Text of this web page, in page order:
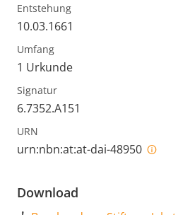
Entstehung
10.03.1661
Umfang
1 Urkunde
Signatur
6.7352.A151
URN
urn:nbn:at:at-dai-48950
Download